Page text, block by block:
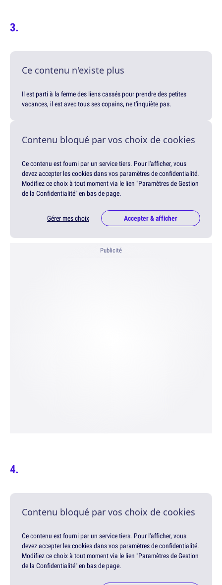
Ce contenu n'existe plus
Il est parti à la ferme des liens cassés pour prendre des petites
vacances, il est avec tous ses copains, ne t'inquiète pas.
Contenu bloqué par vos choix de cookies
Ce contenu est fourni par un service tiers. Pour l'afficher, vous
devez accepter les cookies dans vos paramètres de confidentialité.
Modifiez ce choix à tout moment via le lien "Paramètres de Gestion
de la Confidentialité" en bas de page.
Gérer mes choix Accepter & afficher
Publicité
Contenu bloqué par vos choix de cookies
Ce contenu est fourni par un service tiers. Pour l'afficher, vous
devez accepter les cookies dans vos paramètres de confidentialité.
Modifiez ce choix à tout moment via le lien "Paramètres de Gestion
de la Confidentialité" en bas de page.